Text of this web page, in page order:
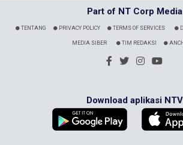
Part of NT Corp Media
TENTANG PRIVACY POLICY TERMS OF SERVICES
MEDIA SIBER TIM REDAKSI
Download aplikasi NTV